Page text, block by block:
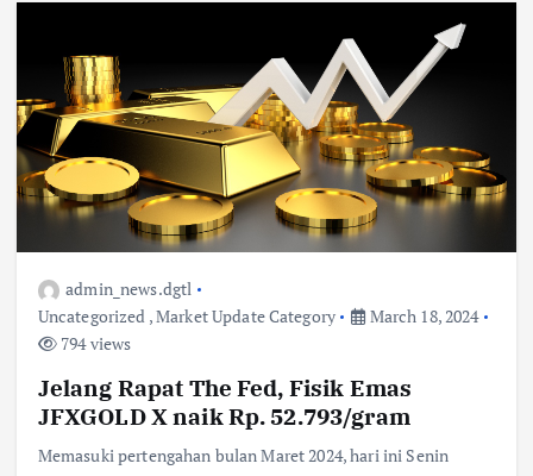
admin_news.dgtl
Uncategorized ,Market Update Category
March 18, 2024
794 views
Jelang Rapat The Fed, Fisik Emas
JFXGOLD X naik Rp. 52.793/gram
Memasuki pertengahan bulan Maret 2024, hari ini Senin